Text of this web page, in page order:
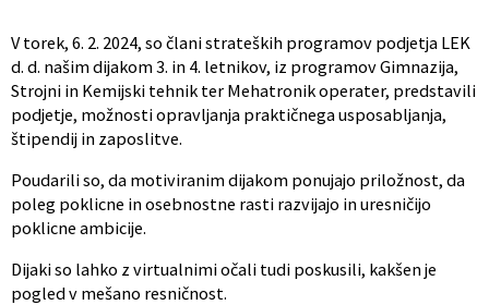
V torek, 6. 2. 2024, so člani strateških programov podjetja LEK
d. d. našim dijakom 3. in 4. letnikov, iz programov Gimnazija,
Strojni in Kemijski tehnik ter Mehatronik operater, predstavili
podjetje, možnosti opravljanja praktičnega usposabljanja,
štipendij in zaposlitve.
Poudarili so, da motiviranim dijakom ponujajo priložnost, da
poleg poklicne in osebnostne rasti razvijajo in uresničijo
poklicne ambicije.
Dijaki so lahko z virtualnimi očali tudi poskusili, kakšen je
pogled v mešano resničnost.